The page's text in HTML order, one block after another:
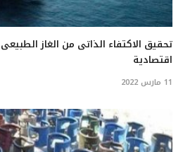
تحقيق الاكتفاء الذاتى من الغاز
اقتصادية
11 مارس 2022